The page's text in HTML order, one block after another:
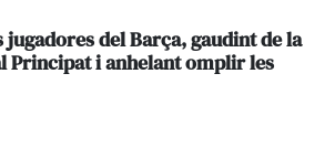
del Barça, gaudint de la
Principat i anhelant omplir les